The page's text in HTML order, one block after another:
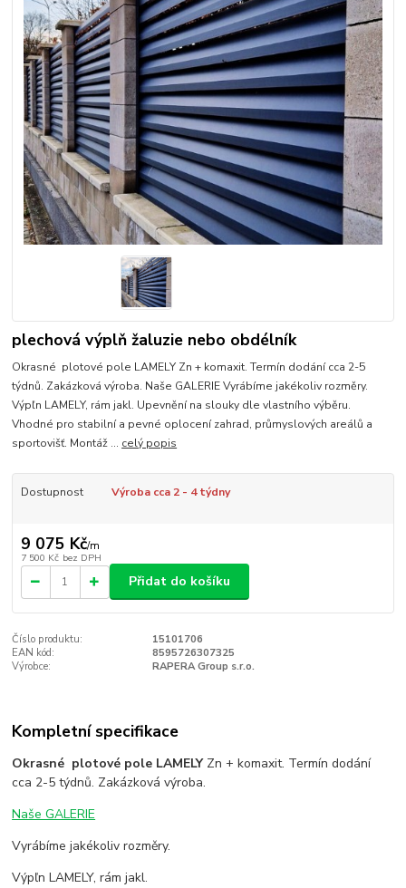
plechová výplň žaluzie nebo obdélník
Okrasné plotové pole LAMELY Zn + komaxit. Termín dodání cca 2-5
týdnů. Zakázková výroba. Naše GALERIE Vyrábíme jakékoliv rozměry.
Výpľn LAMELY, rám jakl. Upevnění na slouky dle vlastního výběru.
Vhodné pro stabilní a pevné oplocení zahrad, průmyslových areálů a
sportovišť. Montáž ... celý popis
Dostupnost Výroba cca 2 - 4 týdny
9 075 Kč/m
7 500 Kč bez DPH
Přidat do košíku
Číslo produktu:
15101706
EAN kód:
8595726307325
Výrobce:
RAPERA Group s.r.o.
Kompletní specifikace
Okrasné plotové pole LAMELY Zn + komaxit. Termín dodání
cca 2-5 týdnů. Zakázková výroba.
Naše GALERIE
Vyrábíme jakékoliv rozměry.
Výpľn LAMELY, rám jakl.